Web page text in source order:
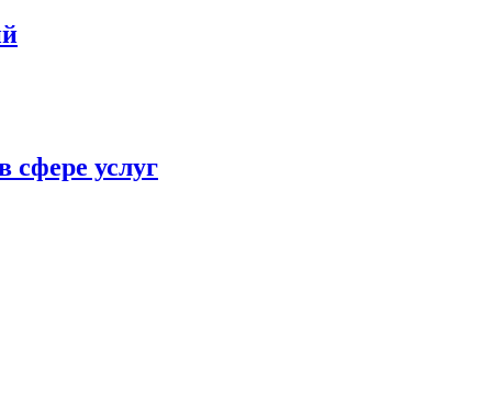
сфере услуг